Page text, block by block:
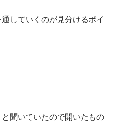
していくのが見分けるポイ
聞いていたので開いたもの